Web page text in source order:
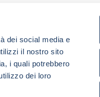
dei social media e
il nostro sito
i quali potrebbero
dei loro